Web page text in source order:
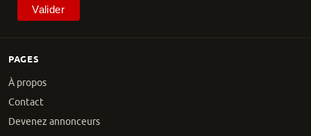
PAGES
À propos
Contact
Devenez annonceurs